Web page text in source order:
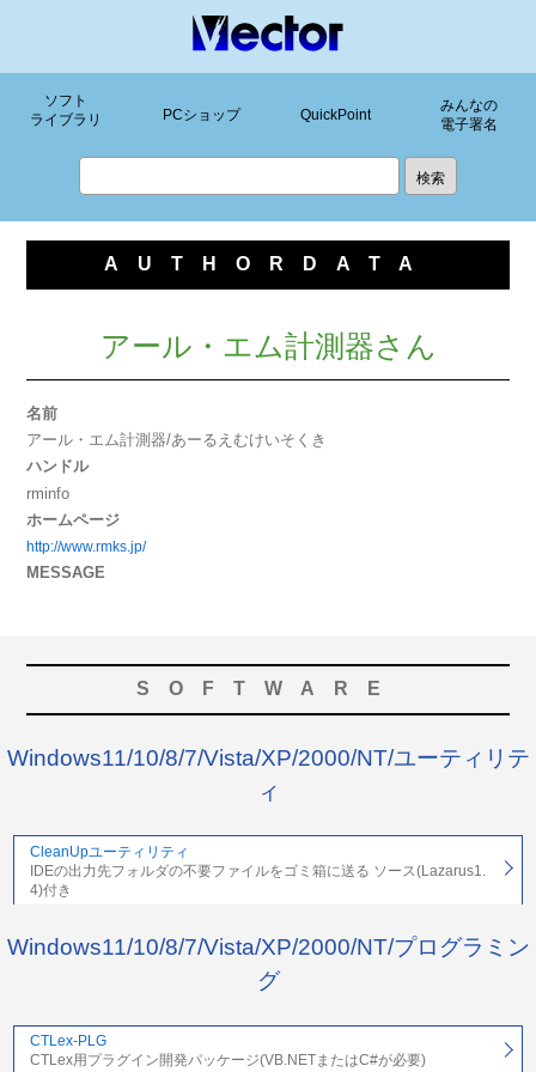
ソフト
ライブラリ
PCショップ QuickPoint
みんなの
電子署名
AUTHORDATA
アール・エム計測器さん
名前
アール・エム計測器/あーるえむけいそくき
ハンドル
rminfo
ホームページ
http://www.rmks.jp/
MESSAGE
SOFTWARE
Windows11/10/8/7/Vista/XP/2000/NT/ユーティリテ
ィ
CleanUpユーティリティ
IDEの出力先フォルダの不要ファイルをゴミ箱に送る ソース(Lazarus1.
4)付き
Windows11/10/8/7/Vista/XP/2000/NT/プログラミン
グ
CTLex-PLG
CTLex用プラグイン開発パッケージ(VB.NETまたはC#が必要)